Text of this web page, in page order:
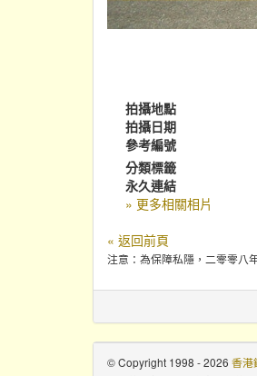
拍攝地點
拍攝日期
參考編號
分類標籤
永久連結
» 更多相關相片
« 返回前頁
注意：為保障私隱，二零零八
© Copyright 1998 - 2026 香港